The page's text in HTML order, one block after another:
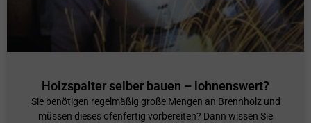
Holzspalter selber bauen – lohnenswert?
Sie benötigen regelmäßig große Mengen an Brennholz und
müssen dieses ofenfertig vorbereiten? Dann wissen Sie